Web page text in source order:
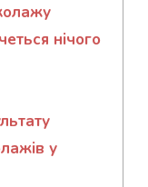
нічого
у